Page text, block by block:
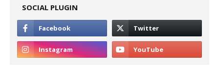
SOCIAL PLUGIN